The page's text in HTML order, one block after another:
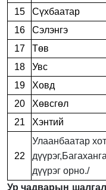
15 Сүхбаатар
16
Сэлэнгэ
17
Төв
18
Увс
19
Ховд
20
Хөвсгөл
21
Хэнтий
22
Улаанбаатар
дүүрэг орно./
Ур чадварын